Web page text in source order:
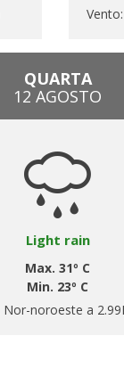
QUARTA
12 AGOSTO
Light rain
Max. 31º C
Min. 23º C
Nor-noroeste a